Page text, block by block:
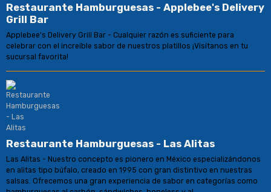
Restaurante Hamburguesas - Applebee's Delivery
Grill Bar
Applebee's Delivery Grill Bar - Cualquier razón es suficiente para
celebrar con el increíble sabor de nuestros platillos ¡Visítanos en tu
sucursal favorita!
Restaurante Hamburguesas - Las Alitas
Las Alitas - Nuestro concepto es pionero en México especializándonos
en alitas tipo búfalo, creado en 1995 con gran distintivo en nuestras
salsas. Ofrecemos una gran experiencia de sabor en categorías como